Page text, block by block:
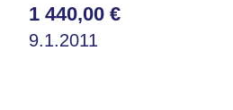
1 440,00 €
9.1.2011